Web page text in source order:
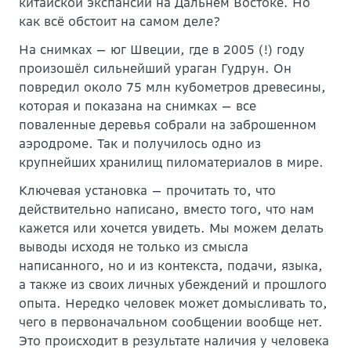
как всё обстоит на самом деле?
На снимках — юг Швеции, где в 2005 (!) году
произошёл сильнейший ураган Гудрун. Он
повредил около 75 млн кубометров древесины,
которая и показана на снимках — все
поваленные деревья собрали на заброшенном
аэродроме. Так и получилось одно из
крупнейших хранилищ пиломатериалов в мире.
Ключевая установка — прочитать то, что
действительно написано, вместо того, что нам
кажется или хочется увидеть. Мы можем делать
выводы исходя не только из смысла
написанного, но и из контекста, подачи, языка,
а также из своих личных убеждений и прошлого
опыта. Нередко человек может домысливать то,
чего в первоначальном сообщении вообще нет.
Это происходит в результате наличия у человека